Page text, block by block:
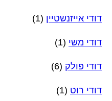
דודי אייזנשטיין (1)
דודי משי (1)
דודי פולק (6)
דודי רוט (1)